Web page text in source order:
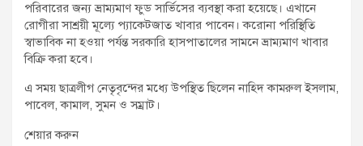
পরিবারের জন্য ভ্রাম্যমাণ ফুড সার্ভিসের ব্যবস্থা করা হয়েছে। এখানে
রোগীরা সাশ্রয়ী মূল্যে প্যাকেটজাত খাবার পাবেন। করোনা পরিস্থিতি
স্বাভাবিক না হওয়া পর্যন্ত সরকারি হাসপাতালের সামনে ভ্রাম্যমাণ খাবার
বিক্রি করা হবে।
এ সময় ছাত্রলীগ নেতৃবৃন্দের মধ্যে উপস্থিত ছিলেন নাহিদ কামরুল ইসলাম,
পাবেল, কামাল, সুমন ও সম্রাট।
শেয়ার করুন